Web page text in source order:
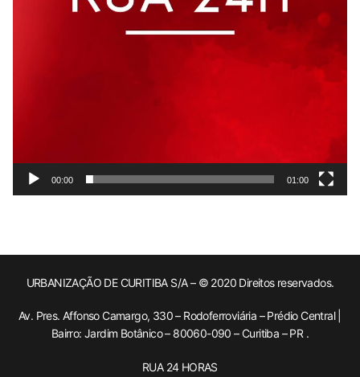
00:00 01:00
URBANIZAÇÃO DE CURITIBA S/A – © 2020 Direitos reservados.
Av. Pres. Affonso Camargo, 330 – Rodoferroviária – Prédio Central |
Bairro: Jardim Botânico – 80060-090 – Curitiba – PR .
RUA 24 HORAS